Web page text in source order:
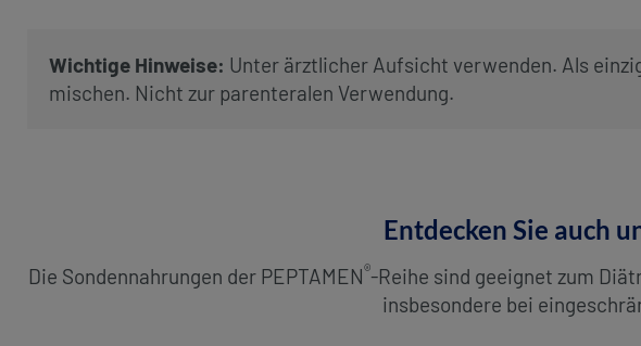
Wichtige Hinweise: Unter ärztlicher Aufsicht verwenden. Als
mischen. Nicht zur parenteralen Verwendung.
Entdecken Sie auch
Die Sondennahrungen der PEPTAMEN®-Reihe sind geeignet zum
insbesondere bei